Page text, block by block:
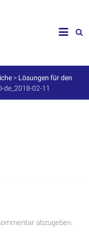
> Lösungen für den
de_2018-02-11
abzugeben.